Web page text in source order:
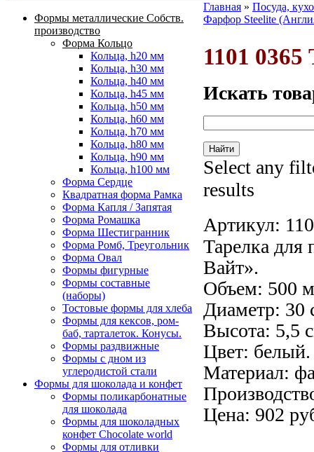
Формы металлические Собств.
производство
Форма Кольцо
Кольца, h20 мм
Кольца, h30 мм
Кольца, h40 мм
Кольца, h45 мм
Кольца, h50 мм
Кольца, h60 мм
Кольца, h70 мм
Кольца, h80 мм
Кольца, h90 мм
Кольца, h100 мм
Форма Сердце
Квадратная форма Рамка
Форма Капля / Запятая
Форма Ромашка
Форма Шестигранник
Форма Ромб, Треугольник
Форма Овал
Формы фигурные
Формы составные
(наборы)
Тостовые формы для хлеба
Формы для кексов, ром-
баб, тарталеток. Конусы.
Формы раздвижные
Формы с дном из
углеродистой стали
Формы для шоколада и конфет
Формы поликарбонатные
для шоколада
Формы для шоколадных
конфет Сhocolate world
Формы для отливки
Вы здесь
Главная » Посуда,
Фарфор Steelite
1101
Искать
Select any
results
Артикул:
Тарелка для
Вайт».
Объем: 500
Диаметр: 30
Высота: 5,5
Цвет: белый.
Материал:
Цена: 902